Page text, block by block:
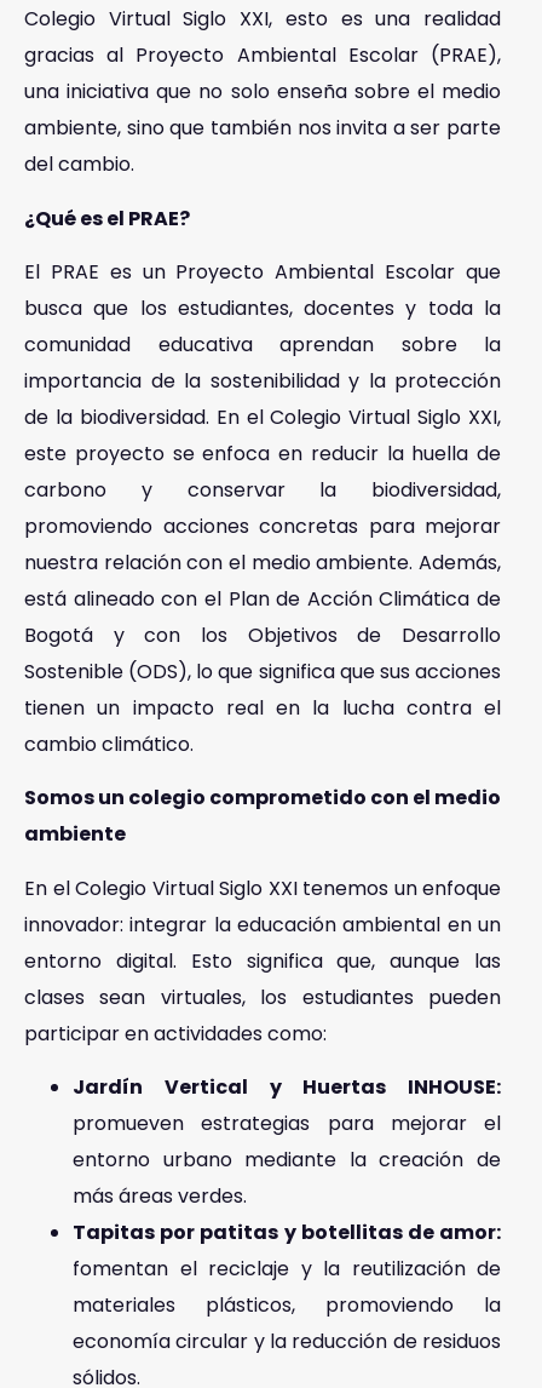
Colegio Virtual Siglo XXI, esto es una realidad
gracias al Proyecto Ambiental Escolar (PRAE),
una iniciativa que no solo enseña sobre el medio
ambiente, sino que también nos invita a ser parte
del cambio.
¿Qué es el PRAE?
El PRAE es un Proyecto Ambiental Escolar que
busca que los estudiantes, docentes y toda la
comunidad educativa aprendan sobre la
importancia de la sostenibilidad y la protección
de la biodiversidad. En el Colegio Virtual Siglo XXI,
este proyecto se enfoca en reducir la huella de
carbono y conservar la biodiversidad,
promoviendo acciones concretas para mejorar
nuestra relación con el medio ambiente. Además,
está alineado con el Plan de Acción Climática de
Bogotá y con los Objetivos de Desarrollo
Sostenible (ODS), lo que significa que sus acciones
tienen un impacto real en la lucha contra el
cambio climático.
Somos un colegio comprometido con el medio
ambiente
En el Colegio Virtual Siglo XXI tenemos un enfoque
innovador: integrar la educación ambiental en un
entorno digital. Esto significa que, aunque las
clases sean virtuales, los estudiantes pueden
participar en actividades como:
Jardín Vertical y Huertas INHOUSE:
promueven estrategias para mejorar el
entorno urbano mediante la creación de
más áreas verdes.
Tapitas por patitas y botellitas de amor:
fomentan el reciclaje y la reutilización de
materiales plásticos, promoviendo la
economía circular y la reducción de residuos
sólidos.